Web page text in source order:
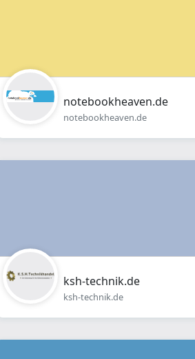
notebookheaven.de
notebookheaven.de
ksh-technik.de
ksh-technik.de